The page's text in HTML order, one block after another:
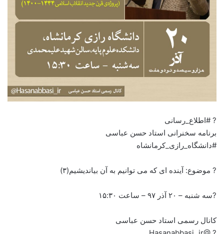
? #اطلاع_رسانی
برنامه سخنرانی استاد حسن عباسی
#دانشگاه_رازی_کرمانشاه
? موضوع: آینده ای که می توانیم به آن بیاندیشیم(۳)
?سه شنبه – ۲۰ آذر ۹۷ – ساعت ۱۵:۳۰
کانال رسمی استاد حسن عباسی